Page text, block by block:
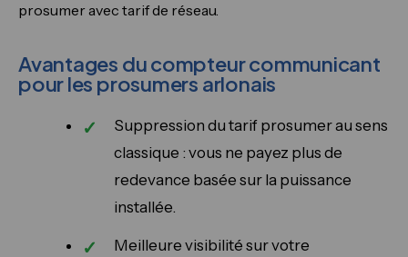
prosumer avec tarif de réseau.
Avantages du compteur communicant
pour les prosumers arlonais
Suppression du tarif prosumer au sens
classique : vous ne payez plus de
redevance basée sur la puissance
installée.
Meilleure visibilité sur votre